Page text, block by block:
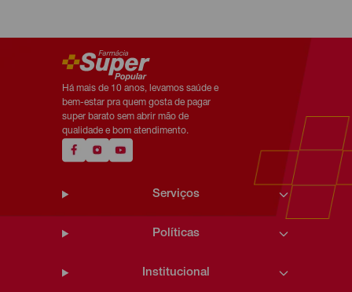
Há mais de 10 anos, levamos saúde e
bem-estar pra quem gosta de pagar
super barato sem abrir mão de
qualidade e bom atendimento.
Serviços
Políticas
Institucional